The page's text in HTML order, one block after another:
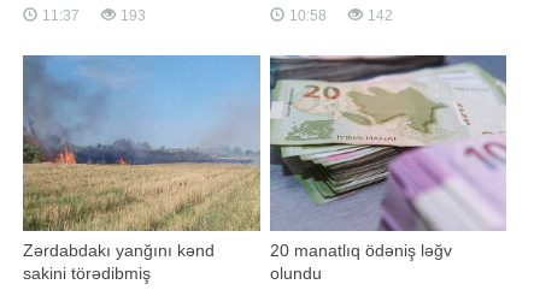
və "Poz-Qazan" oyunları üzrə iyul
ayında növbəti böyük uduşlar
lotereyalar arasında ən böyük uduş
"Super Keno" oyununda qazanılıb
11:37 193
yaradır. xəbər verir ki, bunu Rusiya
Xarici İşlər Nazirliyinin İnformasiya
direktor müavini Aleksey Fadeyev
"YouTube" platformasında
yayımlana
10:58 142
Zərdabdakı yanğını kənd
sakini törədibmiş
20 manatlıq ödəniş ləğv
olundu